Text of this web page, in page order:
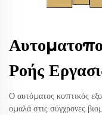
Ροής
Ο αυτόματος κοπτικός
ομαλά στις σύγχρονες